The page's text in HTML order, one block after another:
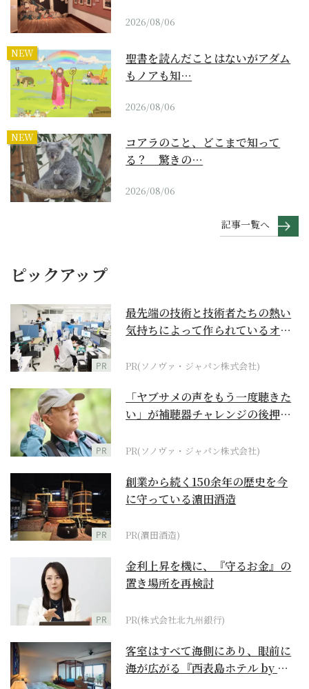
2026/08/06
NEW
聖書を読んだことはないがアダム
もノアも知…
2026/08/06
NEW
コアラのこと、どこまで知って
る？ 驚きの…
2026/08/06
記事一覧へ
ピックアップ
PR
最先端の技術と技術者たちの熱い
気持ちによって作られているオー
PR(ソノヴァ・ジャパン株式会社)
PR
「ヤブサメの声をもう一度聴きた
い」が補聴器チャレンジの後押し
PR(ソノヴァ・ジャパン株式会社)
PR
創業から続く150余年の歴史を今
に守っている濵田酒造
PR(濵田酒造)
PR
金利上昇を機に、『守るお金』の
置き場所を再検討
PR(株式会社北九州銀行)
客室はすべて海側にあり、眼前に
海が広がる『西表島ホテル by 星